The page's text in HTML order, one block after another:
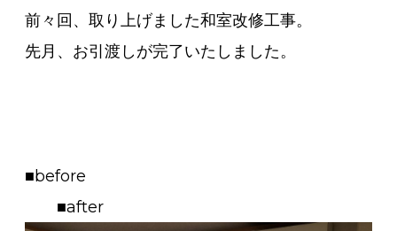
前々回、取り上げました和室改修工事。
先月、お引渡しが完了いたしました。
■before
■after